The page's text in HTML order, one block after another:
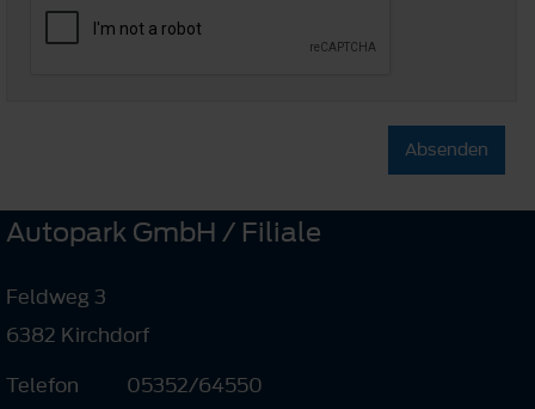
Absenden
Autopark GmbH / Filiale
Feldweg 3
6382 Kirchdorf
Telefon
05352/64550